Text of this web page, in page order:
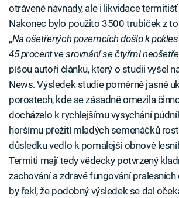
otrávené návnady, ale i likvidace
Nakonec bylo použito 3500 trubiček z
„Na ošetřených pozemcích došlo k
45 procent ve srovnání se čtyřmi
píšou autoři článku, který o studii vyšel
News. Výsledek studie poměrně jasně
porostech, kde se zásadně omezila
docházelo k rychlejšímu vysychání
horšímu přežití mladých semenáčků
důsledku vedlo k pomalejší obnově
Termiti mají tedy vědecky potvrzený
zachování a zdravé fungování
by řekl, že podobný výsledek se dal